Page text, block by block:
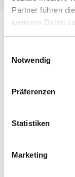
Partner führen
weiteren Daten
haben oder die
Notwendig
Präferenzen
Statistiken
Marketing
Lageplan
Adresse
Ferienhaus 08692
Hals/Bisnap